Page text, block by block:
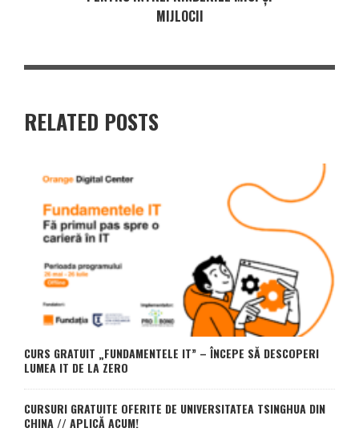
MIJLOCII
RELATED POSTS
CURS GRATUIT „FUNDAMENTELE IT” – ÎNCEPE SĂ DESCOPERI
LUMEA IT DE LA ZERO
CURSURI GRATUITE OFERITE DE UNIVERSITATEA TSINGHUA DIN
CHINA // APLICĂ ACUM!